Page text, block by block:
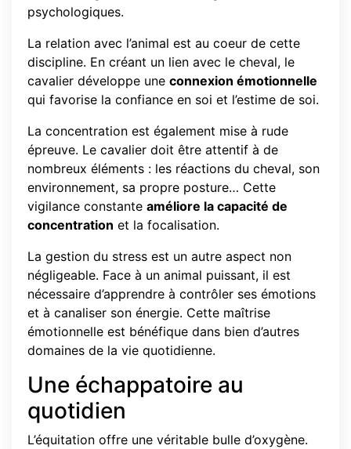
psychologiques.
La relation avec l’animal est au coeur de cette
discipline. En créant un lien avec le cheval, le
cavalier développe une connexion émotionnelle
qui favorise la confiance en soi et l’estime de soi.
La concentration est également mise à rude
épreuve. Le cavalier doit être attentif à de
nombreux éléments : les réactions du cheval, son
environnement, sa propre posture… Cette
vigilance constante améliore la capacité de
concentration et la focalisation.
La gestion du stress est un autre aspect non
négligeable. Face à un animal puissant, il est
nécessaire d’apprendre à contrôler ses émotions
et à canaliser son énergie. Cette maîtrise
émotionnelle est bénéfique dans bien d’autres
domaines de la vie quotidienne.
Une échappatoire au
quotidien
L’équitation offre une véritable bulle d’oxygène.